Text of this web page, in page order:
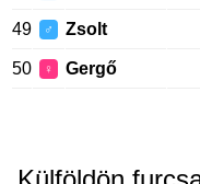
49 ♂ Zsolt
50 ♀ Gergő